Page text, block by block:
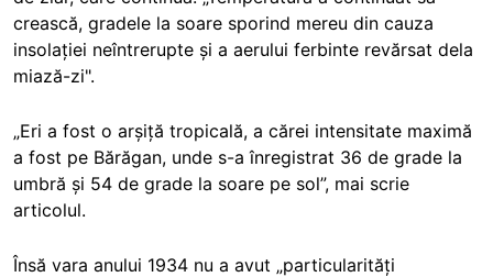
crească, gradele la soare sporind mereu din cauza
insolației neîntrerupte și a aerului ferbinte revărsat dela
miază-zi".
„Eri a fost o arșiță tropicală, a cărei intensitate maximă
a fost pe Bărăgan, unde s-a înregistrat 36 de grade la
umbră și 54 de grade la soare pe sol”, mai scrie
articolul.
Însă vara anului 1934 nu a avut „particularități